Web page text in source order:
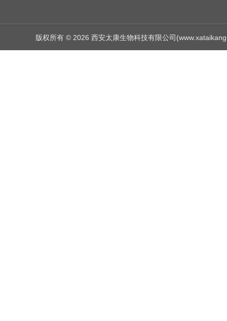
版权所有 © 2026 西安太康生物科技有限公司